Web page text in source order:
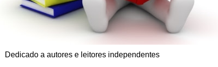
Dedicado a autores e leitores independentes